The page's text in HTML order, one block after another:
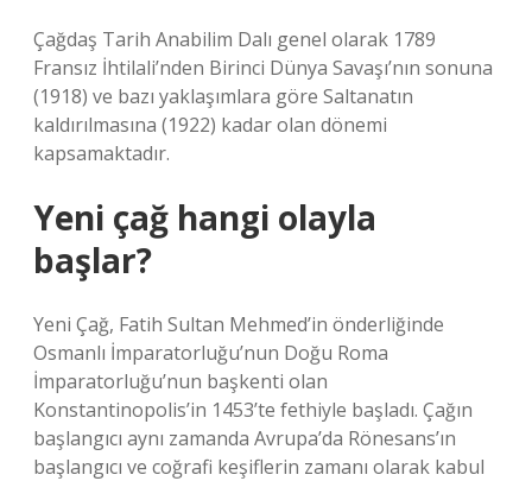
Çağdaş Tarih Anabilim Dalı genel olarak 1789
Fransız İhtilali’nden Birinci Dünya Savaşı’nın sonuna
(1918) ve bazı yaklaşımlara göre Saltanatın
kaldırılmasına (1922) kadar olan dönemi
kapsamaktadır.
Yeni çağ hangi olayla
başlar?
Yeni Çağ, Fatih Sultan Mehmed’in önderliğinde
Osmanlı İmparatorluğu’nun Doğu Roma
İmparatorluğu’nun başkenti olan
Konstantinopolis’in 1453’te fethiyle başladı. Çağın
başlangıcı aynı zamanda Avrupa’da Rönesans’ın
başlangıcı ve coğrafi keşiflerin zamanı olarak kabul